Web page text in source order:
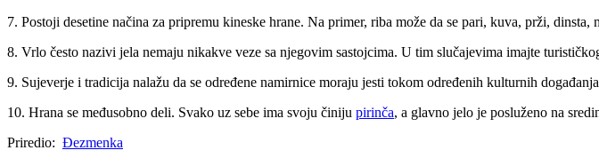
7. Postoji desetine načina za pripremu kineske hrane. Na primer, riba može da se pari, kuva, prži,
8. Vrlo često nazivi jela nemaju nikakve veze sa njegovim sastojcima. U tim slučajevima imajte
9. Sujeverje i tradicija nalažu da se određene namirnice moraju jesti tokom određenih kulturnih
10. Hrana se međusobno deli. Svako uz sebe ima svoju činiju pirinča, a glavno jelo je posluženo na
Priredio: Đezmenka